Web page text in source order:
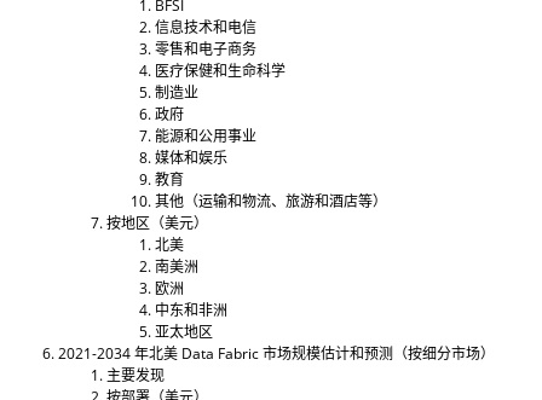
BFSI
信息技术和电信
零售和电子商务
医疗保健和生命科学
制造业
政府
能源和公用事业
媒体和娱乐
教育
其他（运输和物流、旅游和酒店等）
按地区（美元）
北美
南美洲
欧洲
中东和非洲
亚太地区
2021-2034 年北美 Data Fabric 市场规模估计和预测（按细分市场）
主要发现